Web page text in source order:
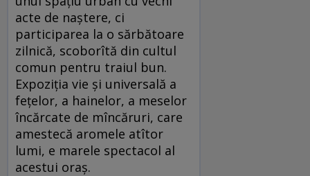
acte de naştere, ci
participarea la o sărbătoare
zilnică, scoborîtă din cultul
comun pentru traiul bun.
Expoziţia vie şi universală a
feţelor, a hainelor, a meselor
încărcate de mîncăruri, care
amestecă aromele atîtor
lumi, e marele spectacol al
acestui oraş.